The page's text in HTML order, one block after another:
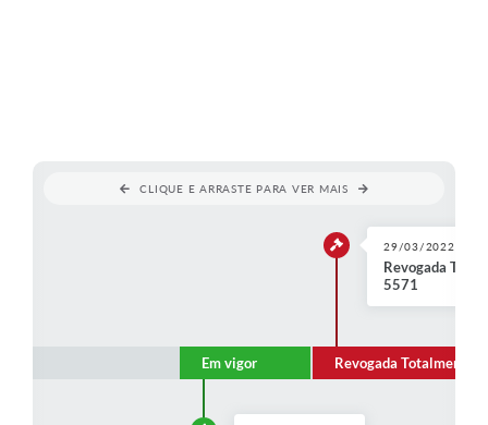
CLIQUE E ARRASTE PARA VER MAIS
Em vigor Revogada Totalmente
29/03/2022
Revogada
5571